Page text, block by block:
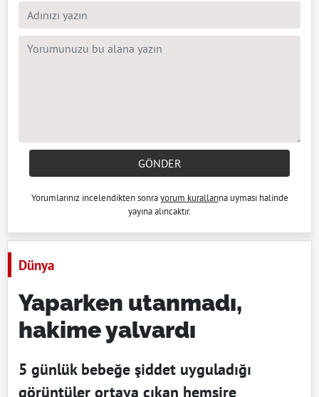
GÖNDER
Yorumlarınız incelendikten sonrayorum kurallarına uyması halinde
yayına alıncaktır.
Dünya
Yaparken utanmadı,
hakime yalvardı
5 günlük bebeğe şiddet uyguladığı
görüntüler ortaya çıkan hemşire